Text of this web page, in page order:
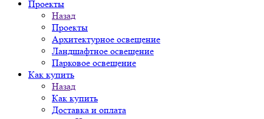
Проекты
Назад
Проекты
Архитектурное освещение
Ландшафтное освещение
Парковое освещение
Как купить
Назад
Как купить
Доставка и оплата